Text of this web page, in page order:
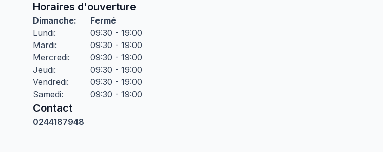
Horaires d'ouverture
Dimanche:
Fermé
Lundi:
09:30 - 19:00
Mardi:
09:30 - 19:00
Mercredi:
09:30 - 19:00
Jeudi:
09:30 - 19:00
Vendredi:
09:30 - 19:00
Samedi: 09:30 - 19:00
Contact
0244187948